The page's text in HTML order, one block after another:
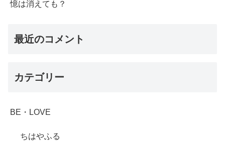
憶は消えても？
最近のコメント
カテゴリー
BE・LOVE
ちはやふる